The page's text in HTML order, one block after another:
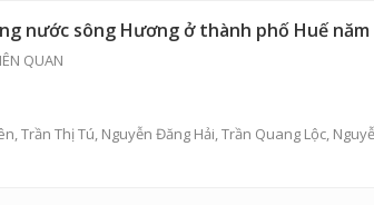
nước sông Hương ở thành phố Huế năm
QUAN
,Trần Thị Tú, Nguyễn Đăng Hải,Trần Quang Lộc,